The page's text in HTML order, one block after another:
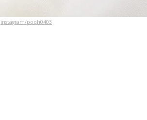
instagram/pooh0403